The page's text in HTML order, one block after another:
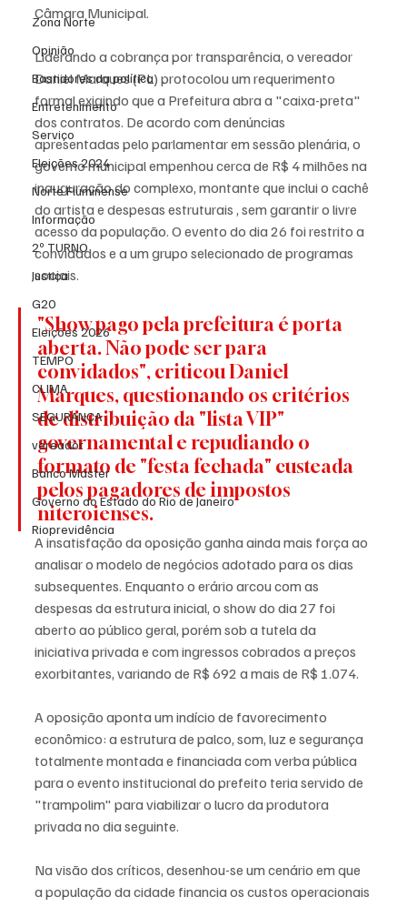
Zona Norte
Opinião
Bastidores da política
Entretenimento
Serviço
Eleições 2024
Norte Fluminense
Informação
2º TURNO
Justiça
G20
Eleições 2026
TEMPO
CLIMA
SEGURANÇA
vereador
Banco Master
Governo do Estado do Rio de Janeiro
Rioprevidência
Câmara Municipal.
Liderando a cobrança por transparência, o vereador
Daniel Marques (PL) protocolou um requerimento
formal exigindo que a Prefeitura abra a "caixa-preta"
dos contratos. De acordo com denúncias
apresentadas pelo parlamentar em sessão plenária, o
governo municipal empenhou cerca de R$ 4 milhões na
inauguração do complexo, montante que inclui o cachê
do artista e despesas estruturais , sem garantir o livre
acesso da população. O evento do dia 26 foi restrito a
convidados e a um grupo selecionado de programas
sociais.
"Show pago pela prefeitura é porta
aberta. Não pode ser para
convidados", criticou Daniel
Marques, questionando os critérios
de distribuição da "lista VIP"
governamental e repudiando o
formato de "festa fechada" custeada
pelos pagadores de impostos
niteroienses.
A insatisfação da oposição ganha ainda mais força ao
analisar o modelo de negócios adotado para os dias
subsequentes. Enquanto o erário arcou com as
despesas da estrutura inicial, o show do dia 27 foi
aberto ao público geral, porém sob a tutela da
iniciativa privada e com ingressos cobrados a preços
exorbitantes, variando de R$ 692 a mais de R$ 1.074.
A oposição aponta um indício de favorecimento
econômico: a estrutura de palco, som, luz e segurança
totalmente montada e financiada com verba pública
para o evento institucional do prefeito teria servido de
"trampolim" para viabilizar o lucro da produtora
privada no dia seguinte.
Na visão dos críticos, desenhou-se um cenário em que
a população da cidade financia os custos operacionais